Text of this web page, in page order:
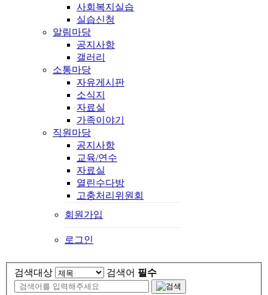
사회복지실습
실습신청
알림마당
공지사항
갤러리
소통마당
자유게시판
소식지
자료실
가족이야기
직원마당
공지사항
교육/연수
자료실
열린수다방
고충처리위원회
회원가입
로그인
검색대상 검색어 필수